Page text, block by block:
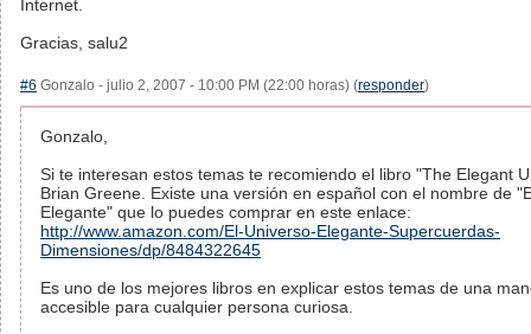
Internet.
Gracias, salu2
#6 Gonzalo - julio 2, 2007 - 10:00 PM (22:00 horas) (responder)
Gonzalo,
Si te interesan estos temas te recomiendo el libro "The Elegant
Brian Greene. Existe una versión en español con el nombre de
Elegante" que lo puedes comprar en este enlace:
http://www.amazon.com/El-Universo-Elegante-Supercuerdas-
Dimensiones/dp/8484322645
Es uno de los mejores libros en explicar estos temas de una
accesible para cualquier persona curiosa.